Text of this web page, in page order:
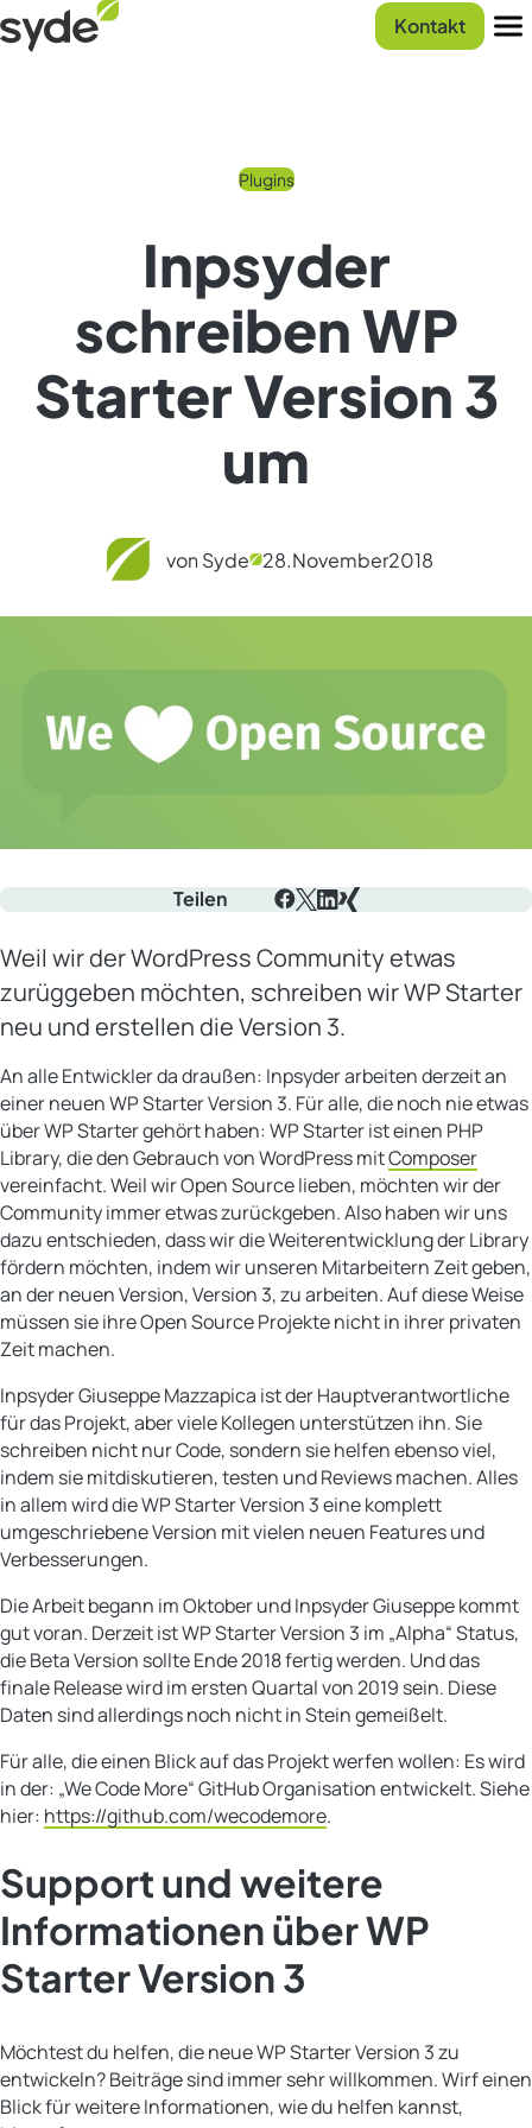
Zum
Inhalt
Syde
Startseite
Kontakt
Plugins
Inpsyder
schreiben WP
Starter Version 3
um
von Syde 28.November2018
Teilen
Weil wir der WordPress Community etwas
zurüggeben möchten, schreiben wir WP Starter
neu und erstellen die Version 3.
An alle Entwickler da draußen: Inpsyder arbeiten derzeit an
einer neuen WP Starter Version 3. Für alle, die noch nie etwas
über WP Starter gehört haben: WP Starter ist einen PHP
Library, die den Gebrauch von WordPress mitComposer
vereinfacht. Weil wir Open Source lieben, möchten wir der
Community immer etwas zurückgeben. Also haben wir uns
dazu entschieden, dass wir die Weiterentwicklung der Library
fördern möchten, indem wir unseren Mitarbeitern Zeit geben,
an der neuen Version, Version 3, zu arbeiten. Auf diese Weise
müssen sie ihre Open Source Projekte nicht in ihrer privaten
Zeit machen.
Inpsyder Giuseppe Mazzapica ist der Hauptverantwortliche
für das Projekt, aber viele Kollegen unterstützen ihn. Sie
schreiben nicht nur Code, sondern sie helfen ebenso viel,
indem sie mitdiskutieren, testen und Reviews machen. Alles
in allem wird die WP Starter Version 3 eine komplett
umgeschriebene Version mit vielen neuen Features und
Verbesserungen.
Die Arbeit begann im Oktober und Inpsyder Giuseppe kommt
gut voran. Derzeit ist WP Starter Version 3 im „Alpha“ Status,
die Beta Version sollte Ende 2018 fertig werden. Und das
finale Release wird im ersten Quartal von 2019 sein. Diese
Daten sind allerdings noch nicht in Stein gemeißelt.
Für alle, die einen Blick auf das Projekt werfen wollen: Es wird
in der: „We Code More“ GitHub Organisation entwickelt. Siehe
hier: https://github.com/wecodemore.
Support und weitere
Informationen über WP
Starter Version 3
Möchtest du helfen, die neue WP Starter Version 3 zu
entwickeln? Beiträge sind immer sehr willkommen. Wirf einen
Blick für weitere Informationen, wie du helfen kannst,